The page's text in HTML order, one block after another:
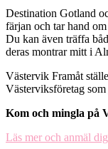
Destination Gotland
färjan och tar hand
Du kan även träffa
deras montrar mitt i
Västervik Framåt
Västerviksföretag
Kom och mingla på
Läs mer och anmäl